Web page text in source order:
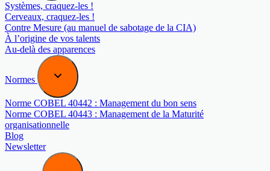
Systèmes, craquez-les !
Cerveaux, craquez-les !
Contre Mesure (au manuel de sabotage de la CIA)
À l’origine de vos talents
Au-delà des apparences
Normes
Norme COBEL 40442 : Management du bon sens
Norme COBEL 40443 : Management de la Maturité
organisationnelle
Blog
Newsletter